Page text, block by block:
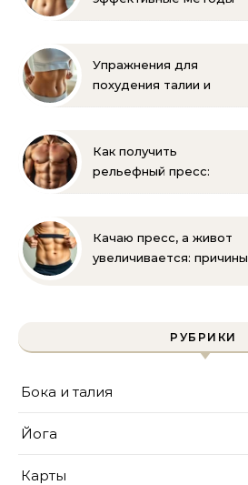
Упражнения для
похудения талии и
Как получить
рельефный пресс:
Качаю пресс, а живот
увеличивается: причины
РУБРИКИ
Бока и талия
Йога
Карты